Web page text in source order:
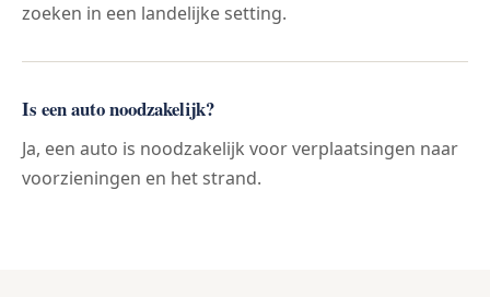
zoeken in een landelijke setting.
Is een auto noodzakelijk?
Ja, een auto is noodzakelijk voor verplaatsingen naar
voorzieningen en het strand.